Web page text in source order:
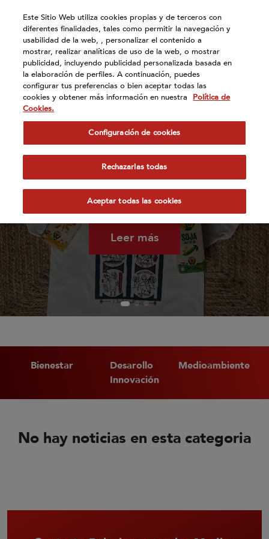
cuenta
sistema
accesibilidad.
Actualidad
El festival leonés Modorrowland se alía con
Vivesoy para impulsar la cultura desde el
medio rural
Leer más
Bienestar Desarollo
Medioambiente
Innovación
No hay noticias en esta categoria
Este Sitio Web utiliza cookies propias y de terceros con
diferentes finalidades, tales como permitir la navegación y
usabilidad de la web, , personalizar el contenido a
mostrar, realizar analíticas de uso de la web, o mostrar
publicidad, incluyendo publicidad personalizada basada en
la elaboración de perfiles. A continuación, puedes
configurar tus preferencias o bien aceptar todas las
cookies y obtener más información en nuestra
Política de
Cookies.
Configuración de cookies
Rechazarlas todas
Aceptar todas las cookies